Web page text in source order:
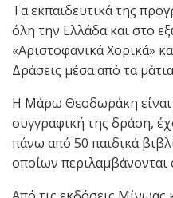
Τα εκπαιδευτικά της
όλη την Ελλάδα και στο
«Αριστοφανικά Χορικά»
Δράσεις μέσα από τα
Η Μάρω Θεοδωράκη είναι
συγγραφική της δράση,
πάνω από 50 παιδικά
οποίων περιλαμβάνονται